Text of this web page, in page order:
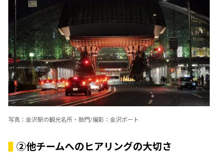
写真：金沢駅の観光名所・鼓門/撮影：金沢ポート
②他チームへのヒアリングの大切さ